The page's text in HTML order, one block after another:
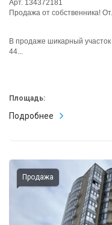
Арт. 134372181
Продажа от собственника!
В продаже шикарный участок
44...
Площадь:
Подробнее
Продажа